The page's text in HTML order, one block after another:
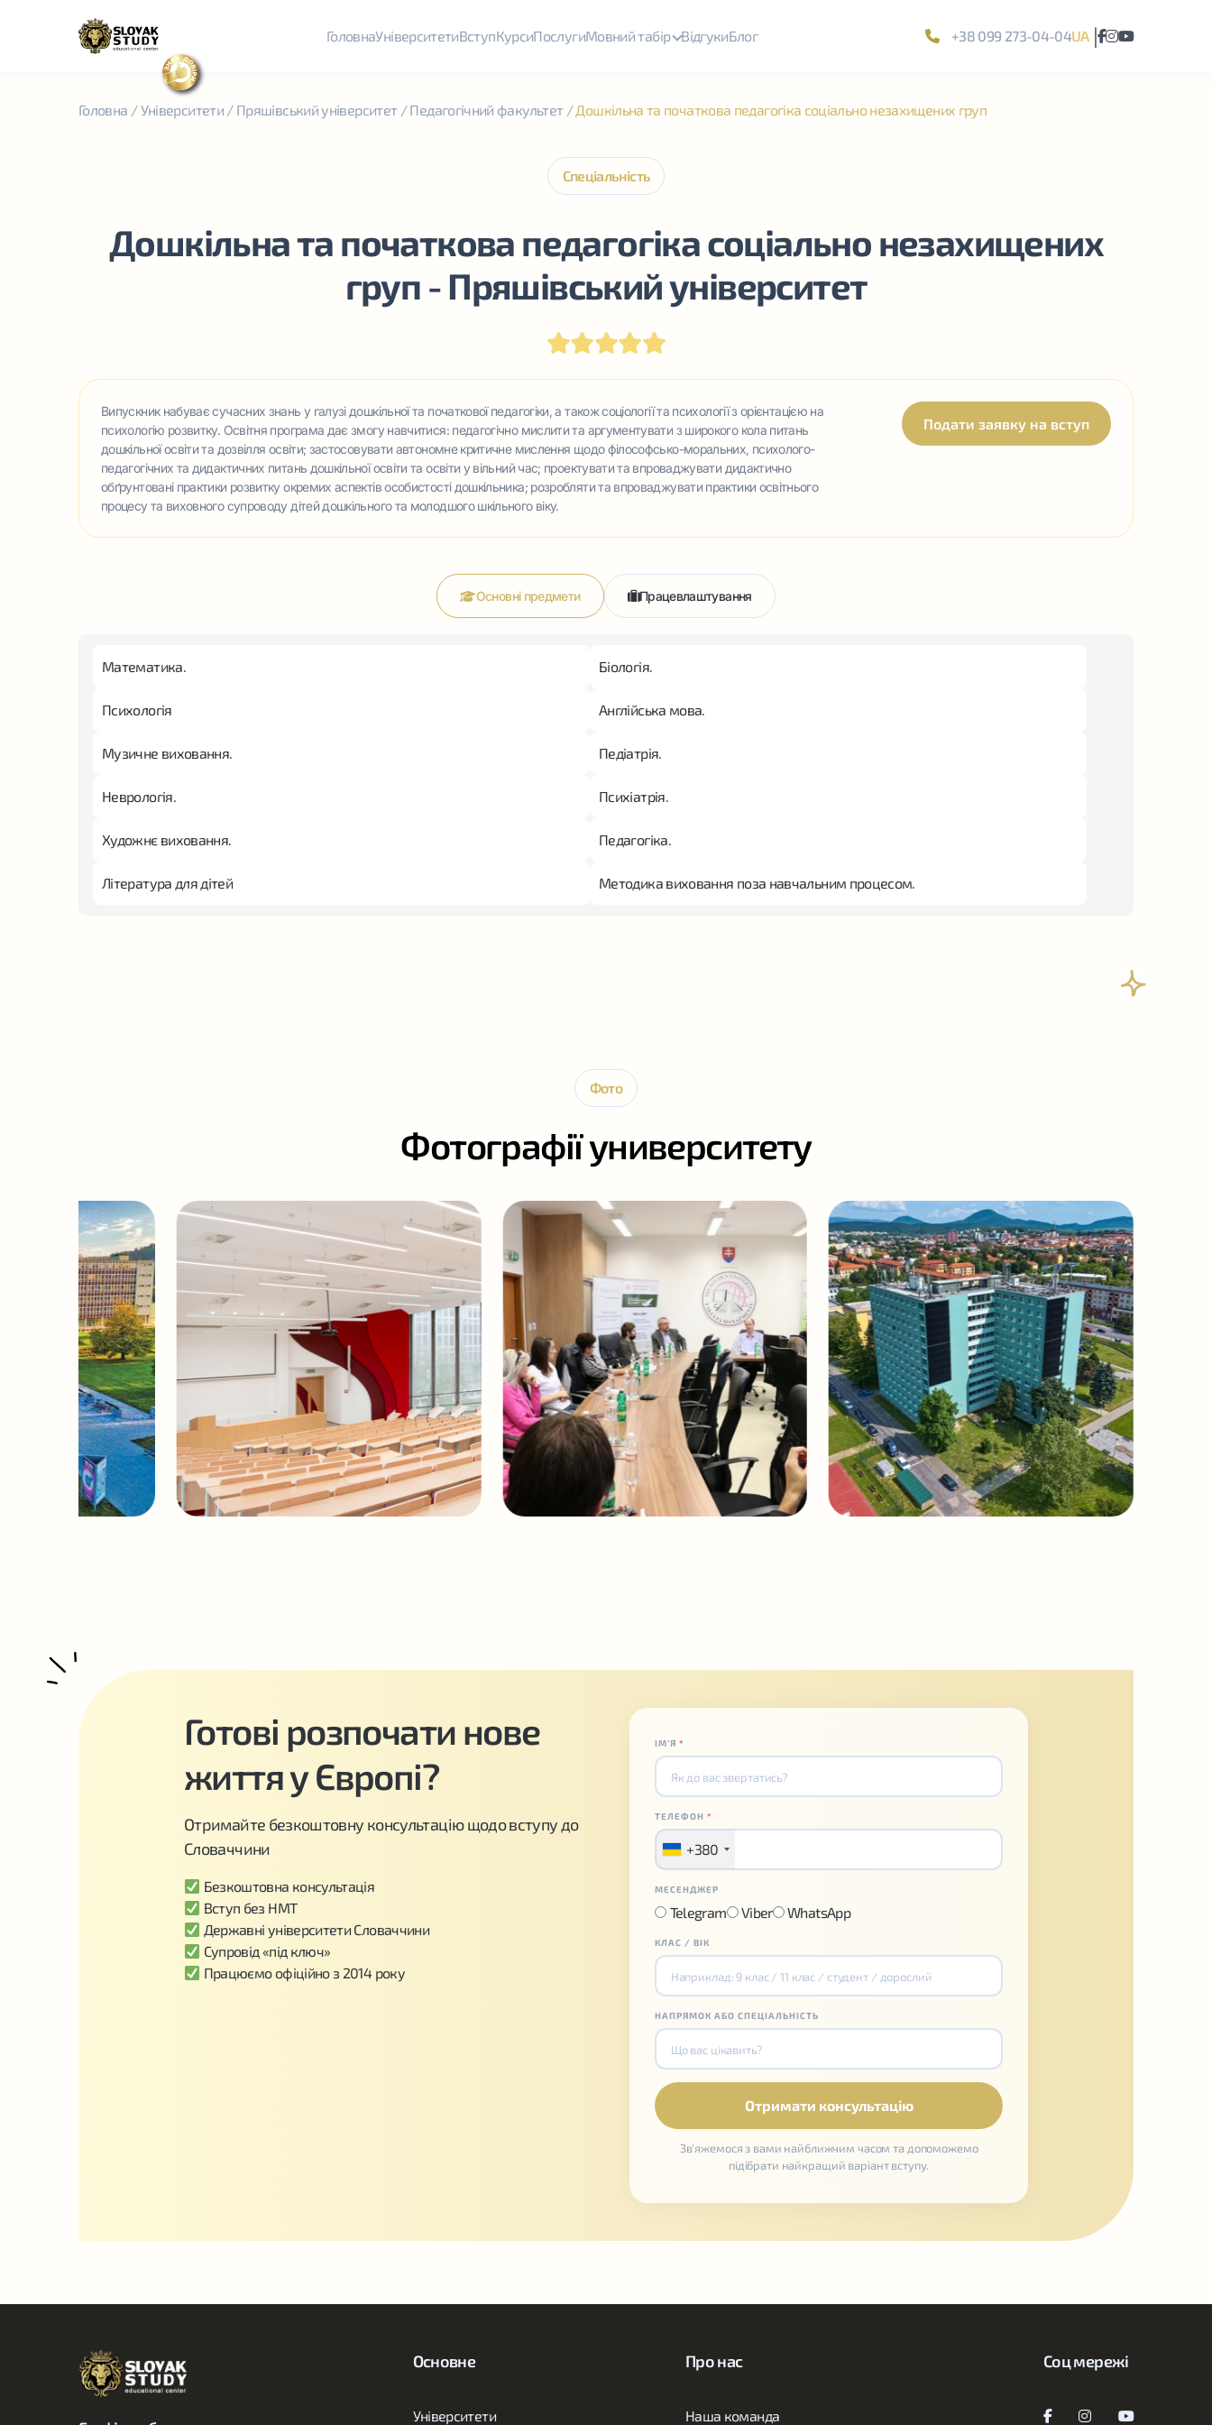
ГоловнаУніверситетиВступКурсиПослугиМовний табір ВідгукиБлог +38 099 273-04-04UA |
Головна /Університети/ Пряшівський університет/Педагогічний факультет/Дошкільна та початкова педагогіка соціально незахищених груп
Спеціальність
Дошкільна та початкова педагогіка соціально незахищених
груп - Пряшівський університет
Випускник набуває сучасних знань у галузі дошкільної та початкової педагогіки, а також соціології та психології з орієнтацією на
психологію розвитку. Освітня програма дає змогу навчитися: педагогічно мислити та аргументувати з широкого кола питань
дошкільної освіти та дозвілля освіти; застосовувати автономне критичне мислення щодо філософсько-моральних, психолого-
педагогічних та дидактичних питань дошкільної освіти та освіти у вільний час; проектувати та впроваджувати дидактично
обґрунтовані практики розвитку окремих аспектів особистості дошкільника; розробляти та впроваджувати практики освітнього
процесу та виховного супроводу дітей дошкільного та молодшого шкільного віку.
Подати заявку на вступ
Основні предмети Працевлаштування
Математика. Біологія.
Психологія Англійська мова.
Музичне виховання. Педіатрія.
Неврологія. Психіатрія.
Художнє виховання. Педагогіка.
Література для дітей Методика виховання поза навчальним процесом.
Фото
Фотографії университету
Готові розпочати нове
життя у Європі?
Отримайте безкоштовну консультацію щодо вступу до
Словаччини
Безкоштовна консультація
Вступ без НМТ
Державні університети Словаччини
Супровід «під ключ»
Працюємо офіційно з 2014 року
ІМʼЯ*
ТЕЛЕФОН*
+380
МЕСЕНДЖЕР
Telegram Viber WhatsApp
КЛАС / ВІК
НАПРЯМОК АБО СПЕЦІАЛЬНІСТЬ
Зв'яжемося з вами найближчим часом та допоможемо
підібрати найкращий варіант вступу.
Основне
Університети
Про нас
Наша команда
Соц мережі